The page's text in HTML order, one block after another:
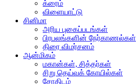
க்ரைம்
விளையாட்டு
சினிமா
அரிய புகைப்படங்கள்
பிரபலங்களின் நேர்காணல்கள்
திரை விமர்சனம்
ஆன்மிகம்
மகான்கள், சித்தர்கள்
சிறு தெய்வக் கோயில்கள்
சோதிடம்